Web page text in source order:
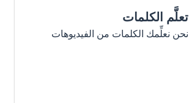
تعلَّم الكلمات
نحن نعلِّمك الكلمات من الفيديوهات